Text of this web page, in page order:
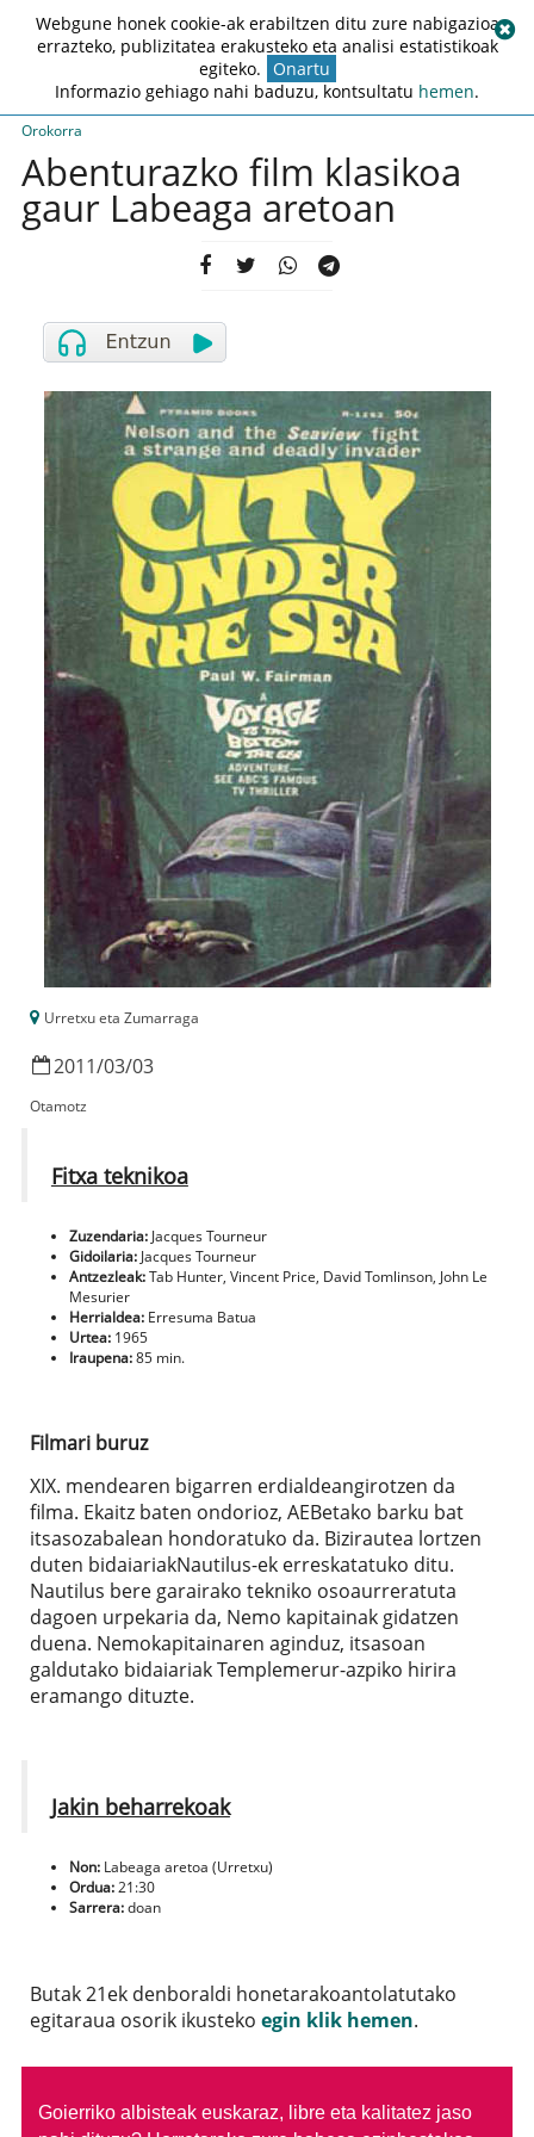
Orokorra
Abenturazko film klasikoa
gaur Labeaga aretoan
Urretxu eta Zumarraga
2011/03/03
Otamotz
Fitxa teknikoa
Zuzendaria:Jacques Tourneur
Gidoilaria:Jacques Tourneur
Antzezleak:Tab Hunter, Vincent Price, David Tomlinson, John Le
Mesurier
Herrialdea:Erresuma Batua
Urtea:1965
Iraupena:85 min.
Filmari buruz
XIX. mendearen bigarren erdialdeangirotzen da
filma. Ekaitz baten ondorioz, AEBetako barku bat
itsasozabalean hondoratuko da. Bizirautea lortzen
duten bidaiariakNautilus-ek erreskatatuko ditu.
Nautilus bere garairako tekniko osoaurreratuta
dagoen urpekaria da, Nemo kapitainak gidatzen
duena. Nemokapitainaren aginduz, itsasoan
galdutako bidaiariak Templemerur-azpiko hirira
eramango dituzte.
Jakin beharrekoak
Non: Labeaga aretoa (Urretxu)
Ordua:21:30
Sarrera:doan
Butak 21ek denboraldi honetarakoantolatutako
egitaraua osorik ikusteko egin klik hemen.
Goierriko albisteak euskaraz, libre eta kalitatez jaso
Webgune honek cookie-ak erabiltzen ditu zure nabigazioa
errazteko, publizitatea erakusteko eta analisi estatistikoak
egiteko. Onartu
Informazio gehiago nahi baduzu, kontsultatu hemen.